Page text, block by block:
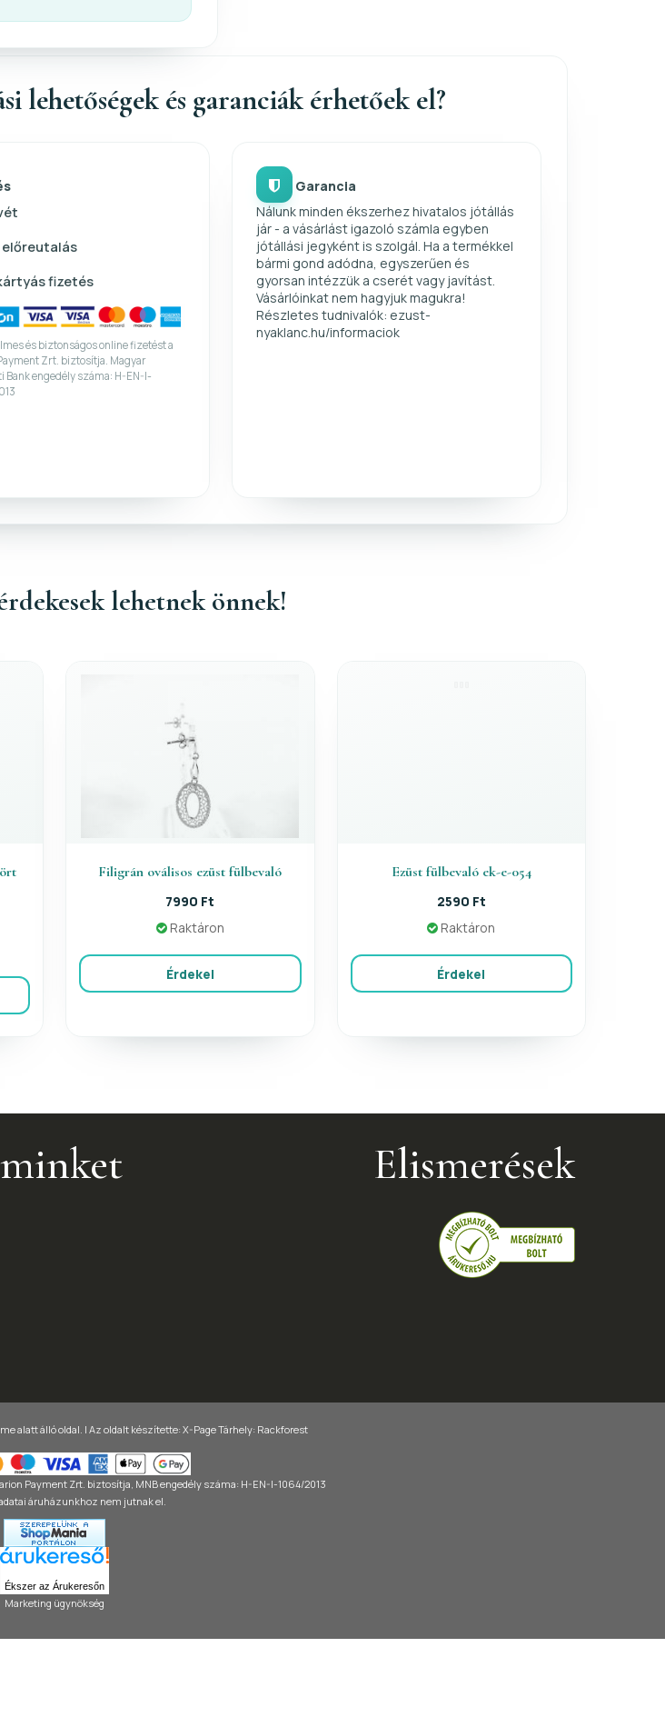
lehetőségek és garanciák érhetőek el?
előreutalás
fizetés
és biztonságos online fizetést a
Zrt. biztosítja. Magyar
Bank engedély száma: H-EN-I-
Garancia
Nálunk minden ékszerhez hivatalos jótállás
jár - a vásárlást igazoló számla egyben
jótállási jegyként is szolgál. Ha a termékkel
bármi gond adódna, egyszerűen és
gyorsan intézzük a cserét vagy javítást.
Vásárlóinkat nem hagyjuk magukra!
Részletes tudnivalók: ezust-
nyaklanc.hu/informaciok
lehetnek önnek!
Filigrán oválisos ezüst fülbevaló
7990 Ft
Raktáron
Érdekel
Ezüst fülbevaló ek-e-054
2590 Ft
Raktáron
Érdekel
Elismerések
alatt álló oldal. | Az oldalt készítette: X-PageTárhely: Rackforest
Payment Zrt. biztosítja, MNB engedély száma: H-EN-I-1064/2013
áruházunkhoz nem jutnak el.
Ékszer az Árukeresőn
Marketing ügynökség